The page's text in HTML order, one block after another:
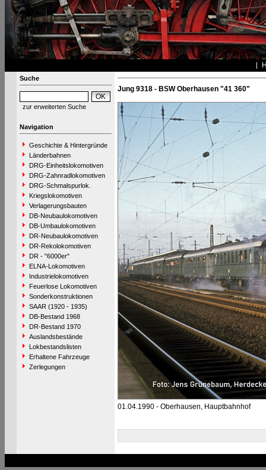
Suche
zur erweiterten Suche
Navigation
Geschichte & Hintergründe
Länderbahnen
DRG-Einheitslokomotiven
DRG-Zahnradlokomotiven
DRG-Schmalspurlok.
Kriegslokomotiven
Verlagerungsbauten
DB-Neubaulokomotiven
DB-Umbaulokomotiven
DR-Neubaulokomotiven
DR-Rekolokomotiven
DR - "6000er"
ELNA-Lokomotiven
Industrielokomotiven
Feuerlose Lokomotiven
Sonderkonstruktionen
SAAR (1920 - 1935)
DB-Bestand 1968
DR-Bestand 1970
Auslandsbestände
Lokbestandslisten
Erhaltene Fahrzeuge
Zerlegungen
Jung 9318 - BSW Oberhausen "41 360"
01.04.1990 - Oberhausen, Hauptbahnhof